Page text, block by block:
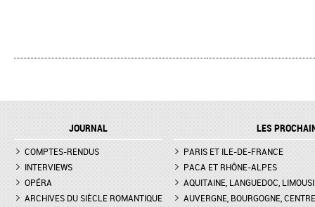
JOURNAL
COMPTES-RENDUS
INTERVIEWS
OPÉRA
ARCHIVES DU SIÈCLE ROMANTIQUE
LES
PARIS ET ILE-DE-FRANCE
PACA ET RHÔNE-ALPES
AQUITAINE, LANGUEDOC,
AUVERGNE, BOURGOGNE, CENTRE